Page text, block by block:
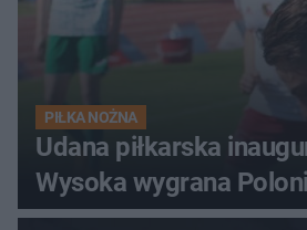
PIŁKA NOŻNA
Udana piłkarska
Wysoka wygrana